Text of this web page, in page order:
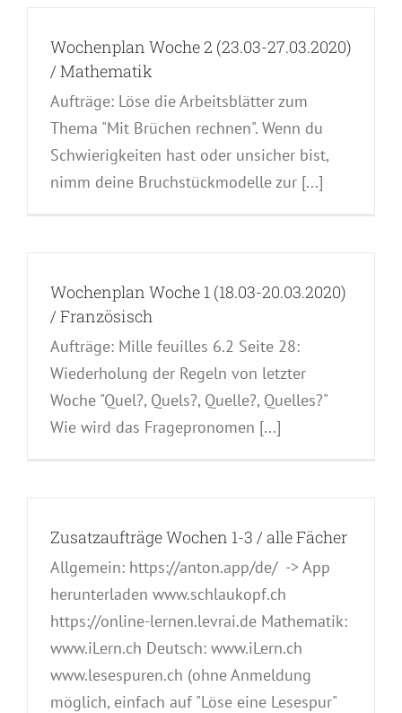
Wochenplan Woche 2 (23.03-27.03.2020)
/ Mathematik
Aufträge: Löse die Arbeitsblätter zum
Thema "Mit Brüchen rechnen". Wenn du
Schwierigkeiten hast oder unsicher bist,
nimm deine Bruchstückmodelle zur [...]
Wochenplan Woche 1 (18.03-20.03.2020)
/ Französisch
Aufträge: Mille feuilles 6.2 Seite 28:
Wiederholung der Regeln von letzter
Woche "Quel?, Quels?, Quelle?, Quelles?"
Wie wird das Fragepronomen [...]
Zusatzaufträge Wochen 1-3 / alle Fächer
Allgemein: https://anton.app/de/ -> App
herunterladen www.schlaukopf.ch
https://online-lernen.levrai.de Mathematik:
www.iLern.ch Deutsch: www.iLern.ch
www.lesespuren.ch (ohne Anmeldung
möglich, einfach auf "Löse eine Lesespur"